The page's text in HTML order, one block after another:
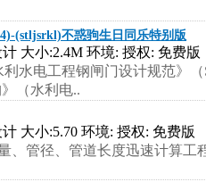
(stljsrkl)不惑驹生日同乐特别版
大小:2.4M 环境: 授权: 免费版
电工程钢闸门设计规范》
（水利电..
大小:5.70 环境: 授权: 免费版
、管径、管道长度迅速计算